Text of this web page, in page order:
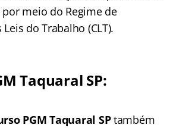
meio do Regime de
do Trabalho (CLT).
Taquaral SP:
PGM Taquaral SPtambém